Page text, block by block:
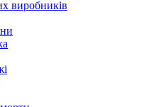
виробників